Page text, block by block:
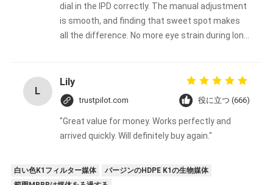
dial in the IPD correctly. The manual adjustment
is smooth, and finding that sweet spot makes
all the difference. No more eye strain during long
fantastic once you dial in the IPD correctly. The
manual adjustment is smooth, and finding that
sweet spot makes all the difference. No more
eye strain during long sessions. Highly
recommend taking the time to set it up
once you dial in the IPD correctly. The manual
adjustment is smooth, and finding that sweet
L
Lily
trustpilot.com 役に立つ (666)
"Great value for money. Works perfectly and
arrived quickly. Will definitely buy again."
白い色K1フィルター媒体
バージンのHDPE K1の生物媒体